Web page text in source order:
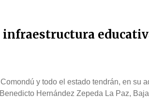
infraestructura
y todo el estado tendrán, en su
Hernández Zepeda La Paz,